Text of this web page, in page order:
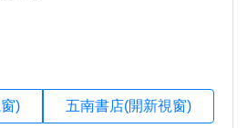
) 五南書店(開新視窗)